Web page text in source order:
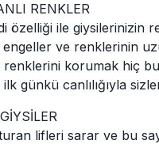
RENKLER
ile giysilerinizin
ve renklerinin
korumak hiç
günkü canlılığıyla
lifleri sarar ve bu